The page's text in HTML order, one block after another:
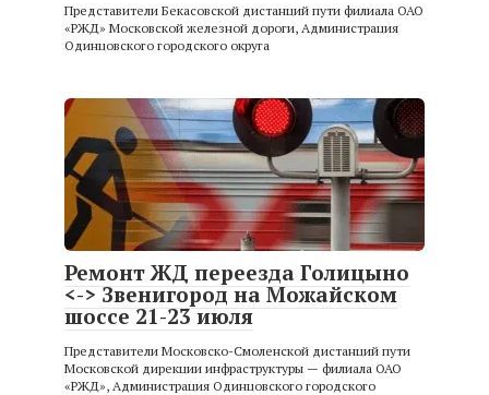
Представители Бекасовской дистанций пути филиала ОАО
«РЖД» Московской железной дороги, Администрация
Одинцовского городского округа
Ремонт ЖД переезда Голицыно
<-> Звенигород на Можайском
шоссе 21-23 июля
Представители Московско-Смоленской дистанций пути
Московской дирекции инфраструктуры — филиала ОАО
«РЖД», Администрация Одинцовского городского